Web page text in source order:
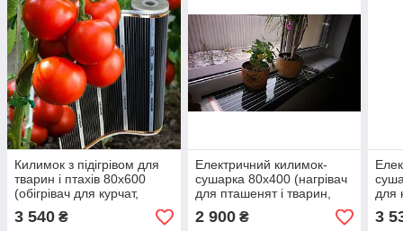
Килимок з підігрівом для
тварин і птахів 80х600
(обігрівач для курчат,
кроленят, ґрунту, розсади)
960 В
3 540 ₴
Електричний килимок-
сушарка 80х400 (нагрівач
для пташенят і тварин,
підігрів для двигуна) 640
Вт
2 900₴
для
3